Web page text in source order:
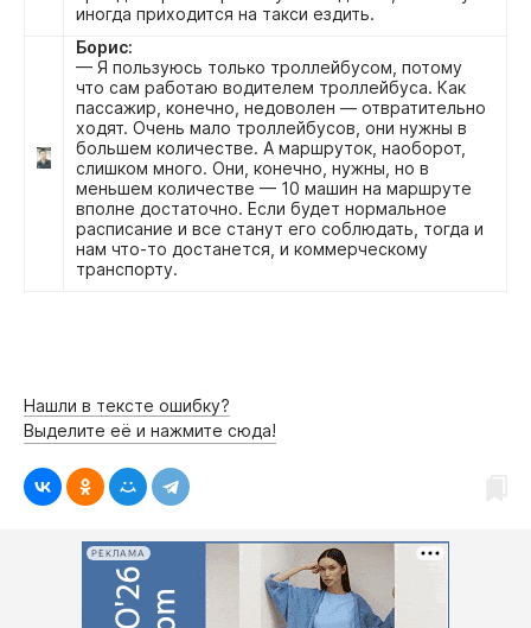
иногда приходится на такси ездить.
Борис:
— Я пользуюсь только троллейбусом, потому
что сам работаю водителем троллейбуса. Как
пассажир, конечно, недоволен — отвратительно
ходят. Очень мало троллейбусов, они нужны в
большем количестве. А маршруток, наоборот,
слишком много. Они, конечно, нужны, но в
меньшем количестве — 10 машин на маршруте
вполне достаточно. Если будет нормальное
расписание и все станут его соблюдать, тогда и
нам что-то достанется, и коммерческому
транспорту.
Нашли в тексте ошибку?
Выделите её и нажмите сюда!
РЕКЛАМА